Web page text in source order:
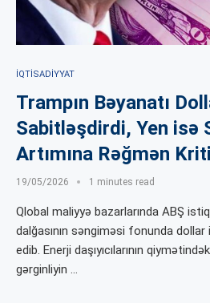
İQTISADIYYAT
Trampın Bəyanatı
Sabitləşdirdi, Yen isə
Artımına Rəğmən
19/05/2026 1 minutes read
Qlobal maliyyə bazarlarında ABŞ
dalğasının səngiməsi fonunda
edib. Enerji daşıyıcılarının
gərginliyin …